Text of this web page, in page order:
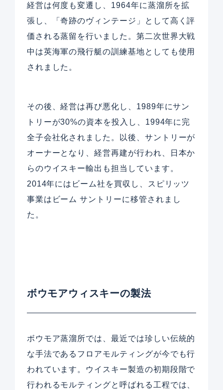
経営は何度も変遷し、1964年に蒸溜所を拡
張し、「奇跡のヴィンテージ」として高く評
価される蒸留を行いました。第二次世界大戦
中は英海軍の飛行艇の訓練基地としても使用
されました。
その後、経営は再び悪化し、1989年にサン
トリーが30%の資本を投入し、1994年に完
全子会社化されました。以後、サントリーが
オーナーとなり、経営再建が行われ、日本か
らのウイスキー輸出も担当しています。
2014年にはビーム社を買収し、スピリッツ
事業はビーム サントリーに移管されまし
た。
ボウモアウィスキーの製法
ボウモア蒸溜所では、最近では珍しい伝統的
な手法であるフロアモルティングが今でも行
われています。ウイスキー製造の初期段階で
行われるモルティングと呼ばれる工程では、